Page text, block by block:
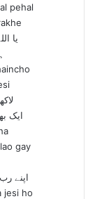
pehal
یا
ایک
gay
اپنے
jesi ho